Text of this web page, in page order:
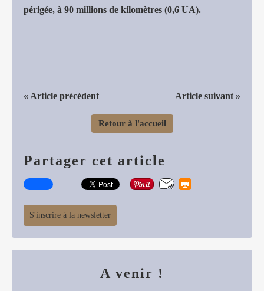
périgée, à 90 millions de kilomètres (0,6 UA).
« Article précédent Article suivant »
Retour à l'accueil
Partager cet article
S'inscrire à la newsletter
A venir !